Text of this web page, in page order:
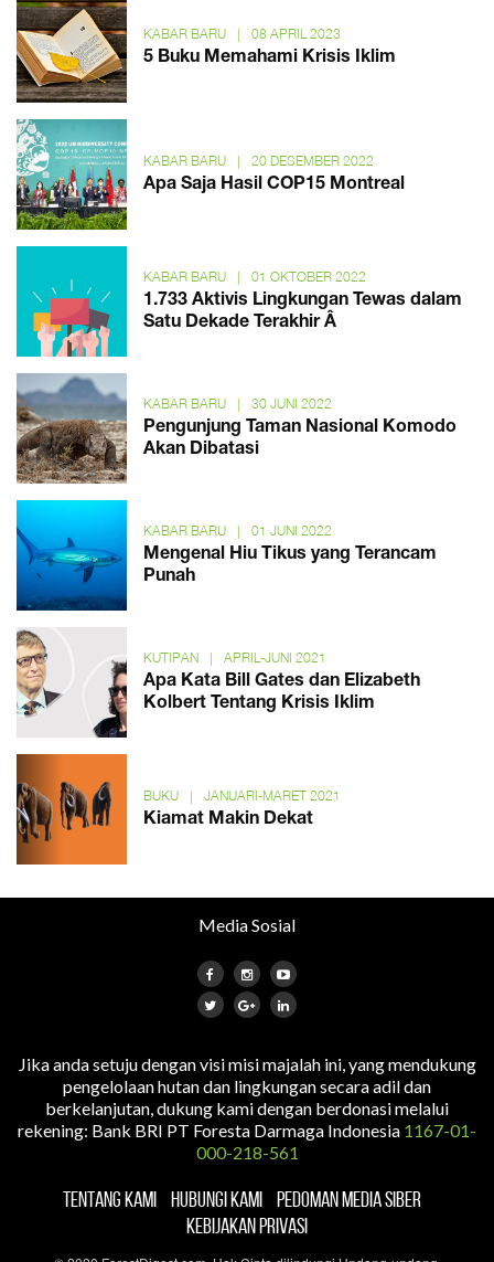
KABAR BARU | 08 APRIL 2023
5 Buku Memahami Krisis Iklim
KABAR BARU | 20 DESEMBER 2022
Apa Saja Hasil COP15 Montreal
KABAR BARU | 01 OKTOBER 2022
1.733 Aktivis Lingkungan Tewas dalam
Satu Dekade Terakhir Â
KABAR BARU | 30 JUNI 2022
Pengunjung Taman Nasional Komodo
Akan Dibatasi
KABAR BARU | 01 JUNI 2022
Mengenal Hiu Tikus yang Terancam
Punah
KUTIPAN | APRIL-JUNI 2021
Apa Kata Bill Gates dan Elizabeth
Kolbert Tentang Krisis Iklim
BUKU | JANUARI-MARET 2021
Kiamat Makin Dekat
Media Sosial
Jika anda setuju dengan visi misi majalah ini, yang mendukung
pengelolaan hutan dan lingkungan secara adil dan
berkelanjutan, dukung kami dengan berdonasi melalui
rekening: Bank BRI PT Foresta Darmaga Indonesia 1167-01-
000-218-561
TENTANG KAMI HUBUNGI KAMI
PEDOMAN MEDIA SIBER
KEBIJAKAN PRIVASI